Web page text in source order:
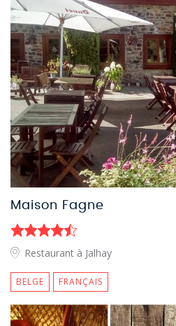
Maison Fagne
Restaurant à Jalhay
BELGE FRANÇAIS